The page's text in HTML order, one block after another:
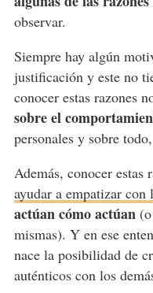
observar.
Siempre hay algún
justificación y este no
conocer estas razones
sobre el
personales y sobre
Además, conocer estas
ayudar a empatizar con
actúan cómo actúan
mismas). Y en ese
nace la posibilidad de
auténticos con los